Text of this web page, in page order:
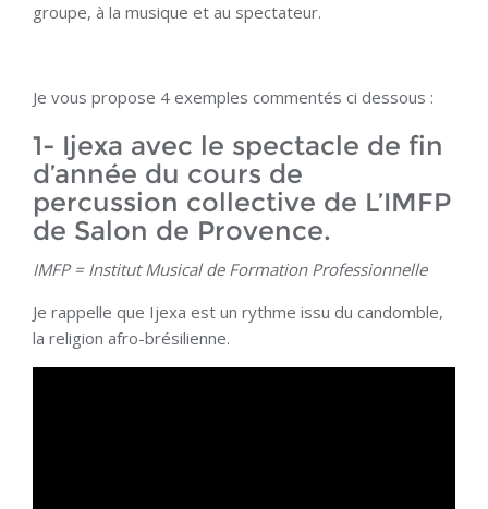
groupe, à la musique et au spectateur.
Je vous propose 4 exemples commentés ci dessous :
1- Ijexa avec le spectacle de fin
d’année du cours de
percussion collective de L’IMFP
de Salon de Provence.
IMFP = Institut Musical de Formation Professionnelle
Je rappelle que Ijexa est un rythme issu du candomble,
la religion afro-brésilienne.